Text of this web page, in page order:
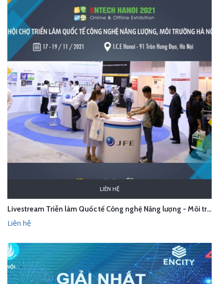
LIÊN HỆ
Livestream Triễn làm Quốc tế Công nghệ Năng lượng - Môi trường Hà Nội 2021
Liên hệ